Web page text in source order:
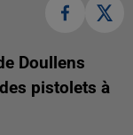
Doullens
pistolets à